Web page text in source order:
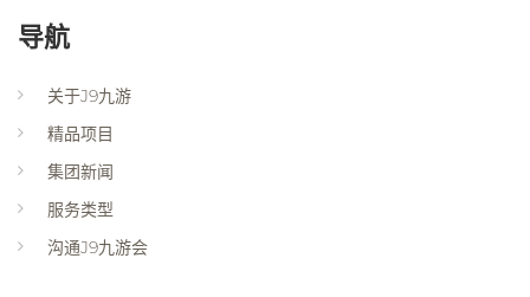
导航
关于J9九游
精品项目
集团新闻
服务类型
沟通J9九游会